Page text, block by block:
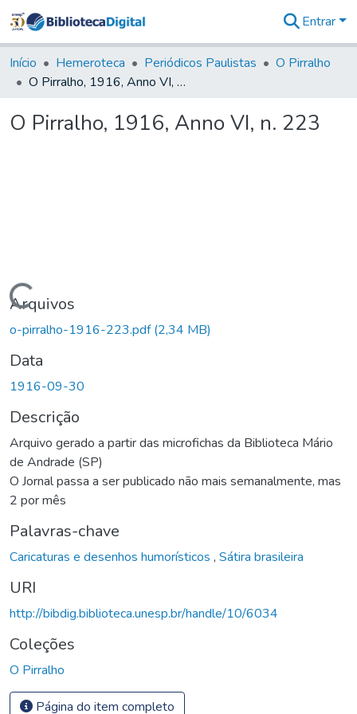
&
Coleções
Tudo na
Digital
Entrar
Início Hemeroteca Periódicos Paulistas
O Pirralho
O Pirralho, 1916, Anno VI, n. 223
O Pirralho, 1916, Anno VI, n. 223
Carregando...
Arquivos
o-pirralho-1916-223.pdf(2,34 MB)
Data
1916-09-30
Descrição
Arquivo gerado a partir das microfichas da Biblioteca Mário
de Andrade (SP)
O Jornal passa a ser publicado não mais semanalmente, mas
2 por mês
Palavras-chave
Caricaturas e desenhos humorísticos , Sátira brasileira
URI
http://bibdig.biblioteca.unesp.br/handle/10/6034
Coleções
O Pirralho
Página do item completo